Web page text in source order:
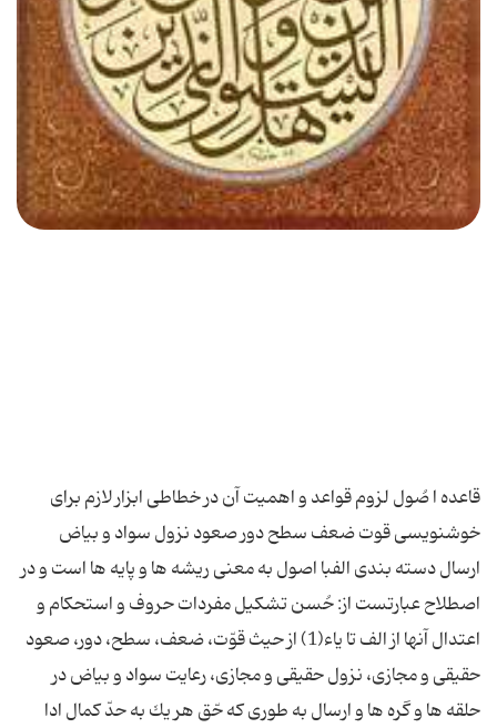
قاعده ا صُول لزوم قواعد و اهمیت آن در خطاطی ابزار لازم برای
خوشنویسی قوت ضعف سطح دور صعود نزول سواد و بیاض
ارسال دسته بندی الفبا اصول به معنی ریشه ها و پایه ها است و در
اصطلاح عبارتست از: حُسن تشكیل مفردات حروف و استحكام و
اعتدال آنها از الف تا یاء(1) از حیث قوّت، ضعف، سطح، دور، صعود
حقیقی و مجازی، نزول حقیقی و مجازی، رعایت سواد و بیاض در
حلقه ها و گره ها و ارسال به طوری كه حّق هر یك به حدّ كمال ادا